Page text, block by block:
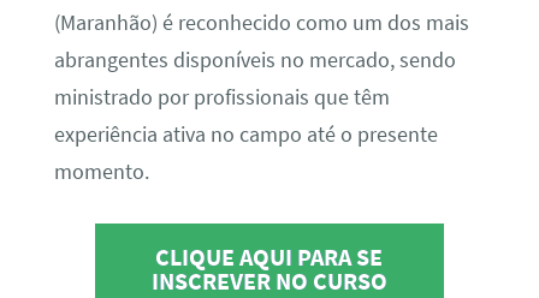
(Maranhão) é reconhecido como um dos mais
abrangentes disponíveis no mercado, sendo
ministrado por profissionais que têm
experiência ativa no campo até o presente
momento.
CLIQUE AQUI PARA SE
INSCREVER NO CURSO